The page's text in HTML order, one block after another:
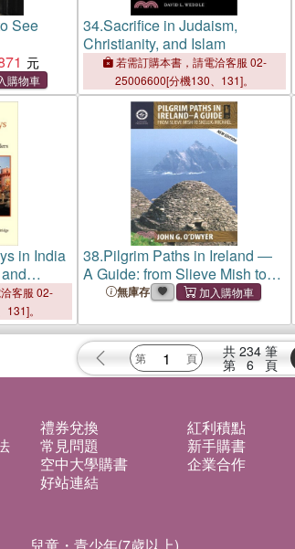
See
34.Sacrifice in Judaism,
Christianity, and Islam
若需訂購本書，請電洽客服 02-
25006600[分機130、131]。
in India
客服 02-
。
38.Pilgrim Paths in Ireland ―
A Guide: from Slieve Mish to
Skellig Michael
無庫存
共 234 筆
第 6 頁
禮券兌換
紅利積點
常見問題
新手購書
空中大學購書
企業合作
好站連結
兒童・青少年(7歲以上)